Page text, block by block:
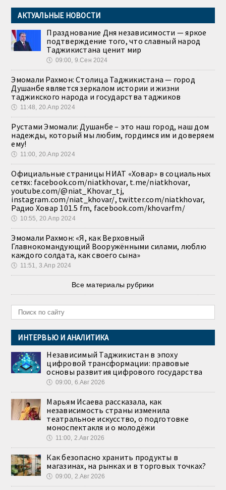
АКТУАЛЬНЫЕ НОВОСТИ
Празднование Дня независимости — яркое
подтверждение того, что славный народ
Таджикистана ценит мир
🕔 09:00, 9.Сен 2024
Эмомали Рахмон: Столица Таджикистана — город
Душанбе является зеркалом истории и жизни
таджикского народа и государства таджиков
🕔 11:48, 20.Апр 2024
Рустами Эмомали: Душанбе – это наш город, наш дом
надежды, который мы любим, гордимся им и доверяем
ему!
🕔 11:00, 20.Апр 2024
Официальные страницы НИАТ «Ховар» в социальных
сетях: facebook.com/niatkhovar, t.me/niatkhovar,
youtube.com/@niat_Khovar_tj,
instagram.com/niat_khovar/, twitter.com/niatkhovar,
Радио Ховар 101.5 fm, facebook.com/khovarfm/
🕔 10:55, 20.Апр 2024
Эмомали Рахмон: «Я, как Верховный
Главнокомандующий Вооружёнными силами, люблю
каждого солдата, как своего сына»
🕔 11:51, 3.Апр 2024
Все материалы рубрики
ИНТЕРВЬЮ И АНАЛИТИКА
Независимый Таджикистан в эпоху
цифровой трансформации: правовые
основы развития цифрового государства
🕔 09:00, 6.Авг 2026
Марьям Исаева рассказала, как
независимость страны изменила
театральное искусство, о подготовке
моноспектакля и о молодёжи
🕔 11:00, 2.Авг 2026
Как безопасно хранить продукты в
магазинах, на рынках и в торговых точках?
🕔 09:00, 2.Авг 2026